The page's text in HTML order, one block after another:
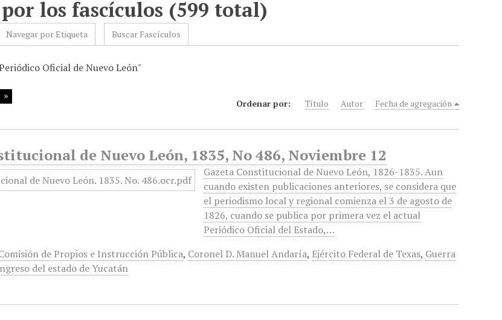
los fascículos (599 total)
Navegar por Etiqueta Buscar Fascículos
Oficial de Nuevo León"
Ordenar por: Título Autor Fecha de agregación
de Nuevo León, 1835, No 486, Noviembre 12
Gazeta Constitucional de Nuevo León, 1826-1835. Aun
cuando existen publicaciones anteriores, se considera que
el periodismo local y regional comienza el 3 de agosto de
1826, cuando se publica por primera vez el actual
Periódico Oficial del Estado,…
de Propios e Instrucción Pública, Coronel D. Manuel Andaría, Ejército Federal de Texas, Guerra
del estado de Yucatán